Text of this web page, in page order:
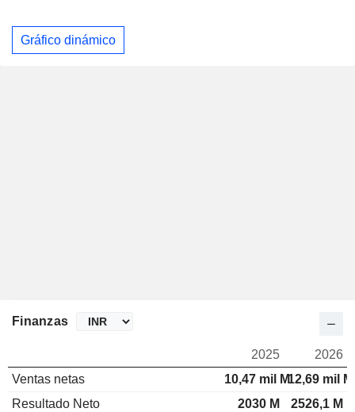
Gráfico dinámico
Finanzas
2025
2026
Ventas netas
10,47 mil M12,69 mil M
Resultado Neto
2030 M
2526,1 M